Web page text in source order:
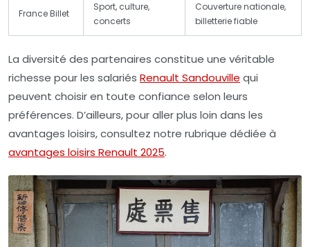
France Billet
Sport, culture,
concerts
Couverture nationale,
billetterie fiable
La diversité des partenaires constitue une véritable
richesse pour les salariés Renault Sandouville qui
peuvent choisir en toute confiance selon leurs
préférences. D’ailleurs, pour aller plus loin dans les
avantages loisirs, consultez notre rubrique dédiée à
avantages loisirs Renault 2025.